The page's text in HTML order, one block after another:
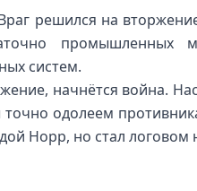
решился на
промышленных
систем.
начнётся война.
одолеем
Норр, но стал